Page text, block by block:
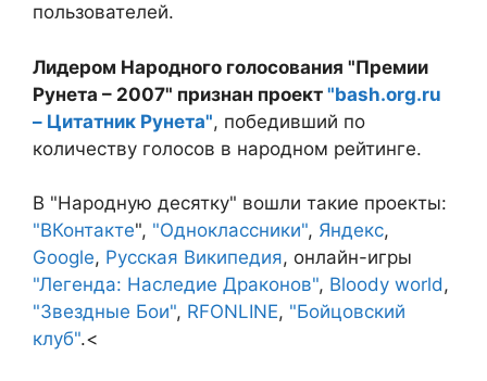
пользователей.
Лидером Народного голосования "Премии
Рунета – 2007" признан проект "bash.org.ru
– Цитатник Рунета", победивший по
количеству голосов в народном рейтинге.
В "Народную десятку" вошли такие проекты:
"ВКонтакте", "Одноклассники", Яндекс,
Google, Русская Википедия, онлайн-игры
"Легенда: Наследие Драконов", Bloody world,
"Звездные Бои", RFONLINE, "Бойцовский
клуб".<